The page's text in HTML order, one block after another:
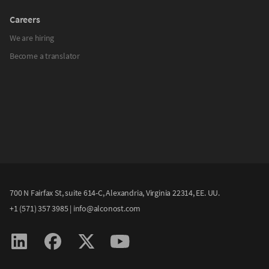
Careers
We are hiring
Become a translator
700 N Fairfax St, suite 614-C, Alexandria, Virginia 22314, EE. UU.
+1 (571) 357 3985| info@alconost.com